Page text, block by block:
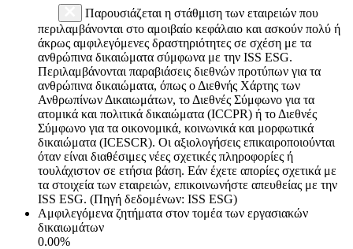
Παρουσιάζεται η στάθμιση των εταιρειών που
περιλαμβάνονται στο αμοιβαίο κεφάλαιο και ασκούν πολύ ή
άκρως αμφιλεγόμενες δραστηριότητες σε σχέση με τα
ανθρώπινα δικαιώματα σύμφωνα με την ISS ESG.
Περιλαμβάνονται παραβιάσεις διεθνών προτύπων για τα
ανθρώπινα δικαιώματα, όπως ο Διεθνής Χάρτης των
Ανθρωπίνων Δικαιωμάτων, το Διεθνές Σύμφωνο για τα
ατομικά και πολιτικά δικαιώματα (ICCPR) ή το Διεθνές
Σύμφωνο για τα οικονομικά, κοινωνικά και μορφωτικά
δικαιώματα (ICESCR). Οι αξιολογήσεις επικαιροποιούνται
όταν είναι διαθέσιμες νέες σχετικές πληροφορίες ή
τουλάχιστον σε ετήσια βάση. Εάν έχετε απορίες σχετικά με
τα στοιχεία των εταιρειών, επικοινωνήστε απευθείας με την
ISS ESG. (Πηγή δεδομένων: ISS ESG)
Αμφιλεγόμενα ζητήματα στον τομέα των εργασιακών
δικαιωμάτων
0.00%